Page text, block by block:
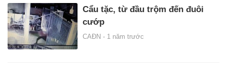
Cẩu tặc, từ đầu trộm đến đuôi
cướp
CAĐN - 1 năm trước